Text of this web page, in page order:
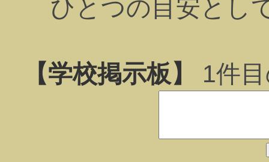
ひとつの目安とし
【学校掲示板】 1件